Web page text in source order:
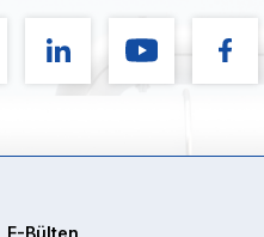
E-Bülten